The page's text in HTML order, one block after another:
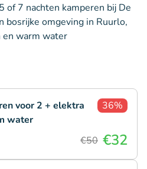
of 7 nachten kamperen bij De
bosrijke omgeving in Ruurlo,
en warm water
voor 2 + elektra
water
36%
€50 €32